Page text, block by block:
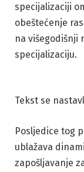
specijalizaciji
obeštećenje
na višegodišnji
specijalizaciju.
Tekst se
Posljedice tog
ublažava
zapošljavanje